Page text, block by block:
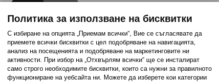
Последвайте ни:
FacebookTwitterYoutubePinterestInstagram
Политика за използване на бисквитки
С избиране на опцията „Приемам всички“, Вие се съгласявате да
приемете всички бисквитки с цел подобряване на навигацията,
анализ на посещенията и подобряване на маркетинговите ни
активности. При избор на „Отхвърлям всички“ ще се инсталират
само строго необходимитe бисквитки, които са нужни за правилното
функциониране на уебсайта ни. Можете да изберете кои категории